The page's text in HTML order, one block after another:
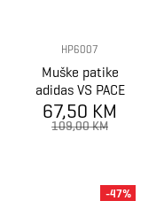
HP6007
Muške patike
adidas VS PACE
2.0
67,50 KM
109,00 KM
-47%